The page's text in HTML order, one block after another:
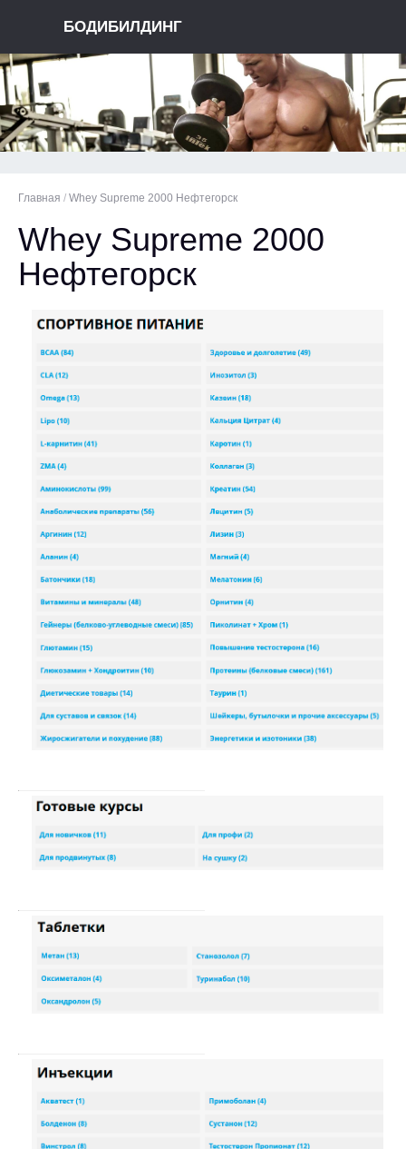
БОДИБИЛДИНГ
Главная / Whey Supreme 2000 Нефтегорск
Whey Supreme 2000
Нефтегорск